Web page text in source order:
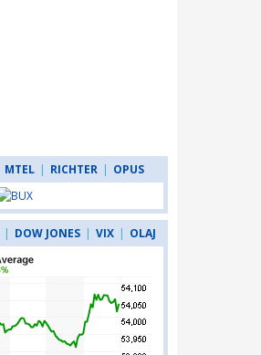
MTEL | RICHTER | OPUS
| DOW JONES | VIX | OLAJ